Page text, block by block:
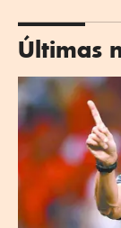
Últimas